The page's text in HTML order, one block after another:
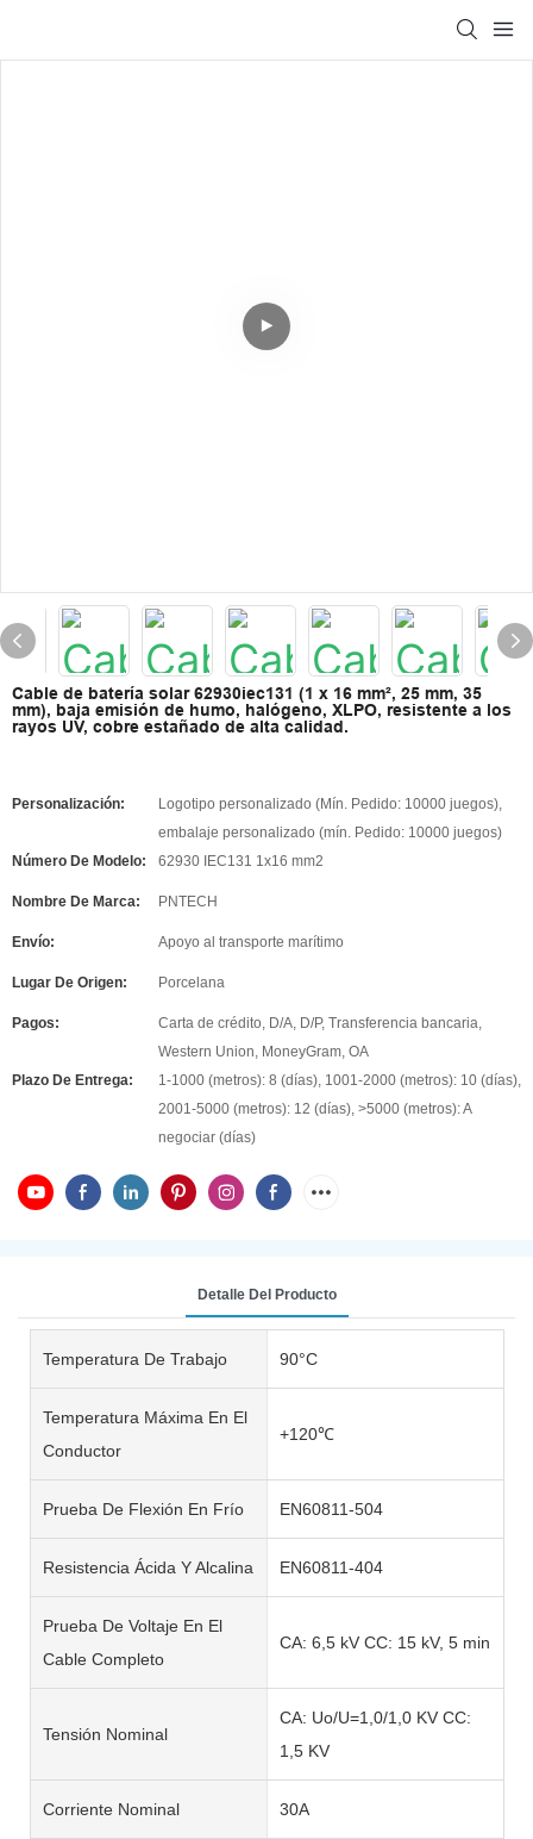
Cable de batería solar 62930iec131 (1 x 16 mm², 25 mm, 35
mm), baja emisión de humo, halógeno, XLPO, resistente a los
rayos UV, cobre estañado de alta calidad.
Personalización:
Logotipo personalizado (Mín. Pedido: 10000 juegos),
embalaje personalizado (mín. Pedido: 10000 juegos)
Número De Modelo:
62930 IEC131 1x16 mm2
Nombre De Marca: PNTECH
Envío: Apoyo al transporte marítimo
Lugar De Origen: Porcelana
Pagos:
Carta de crédito, D/A, D/P, Transferencia bancaria,
Western Union, MoneyGram, OA
Plazo De Entrega:
1-1000 (metros): 8 (días), 1001-2000 (metros): 10 (días),
2001-5000 (metros): 12 (días), >5000 (metros): A
negociar (días)
Detalle Del Producto
Temperatura De Trabajo 90°C
Temperatura Máxima En El
Conductor
+120℃
Prueba De Flexión En Frío EN60811-504
Resistencia Ácida Y Alcalina EN60811-404
Prueba De Voltaje En El
Cable Completo
CA: 6,5 kV CC: 15 kV, 5 min
Tensión Nominal
CA: Uo/U=1,0/1,0 KV CC:
1,5 KV
Corriente Nominal 30A